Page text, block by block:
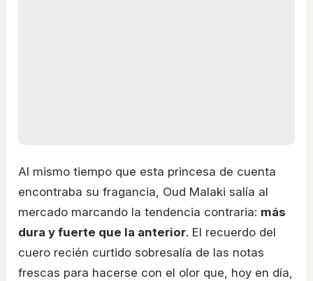
Al mismo tiempo que esta princesa de cuenta
encontraba su fragancia, Oud Malaki salía al
mercado marcando la tendencia contraria: más
dura y fuerte que la anterior. El recuerdo del
cuero recién curtido sobresalía de las notas
frescas para hacerse con el olor que, hoy en día,